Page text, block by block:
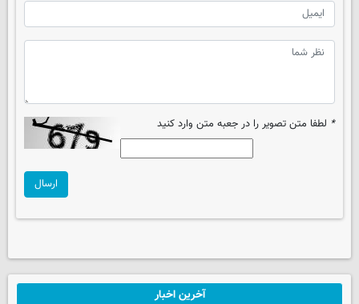
* لطفا متن تصویر را در جعبه متن وارد کنید
ارسال
آخرین اخبار